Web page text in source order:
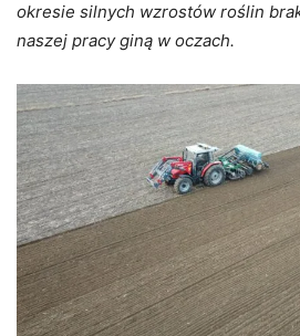
okresie silnych wzrostów roślin
naszej pracy giną w oczach.